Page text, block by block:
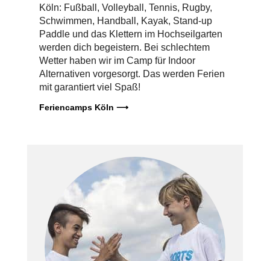
Köln: Fußball, Volleyball, Tennis, Rugby,
Schwimmen, Handball, Kayak, Stand-up
Paddle und das Klettern im Hochseilgarten
werden dich begeistern. Bei schlechtem
Wetter haben wir im Camp für Indoor
Alternativen vorgesorgt. Das werden Ferien
mit garantiert viel Spaß!
Feriencamps Köln ⟶